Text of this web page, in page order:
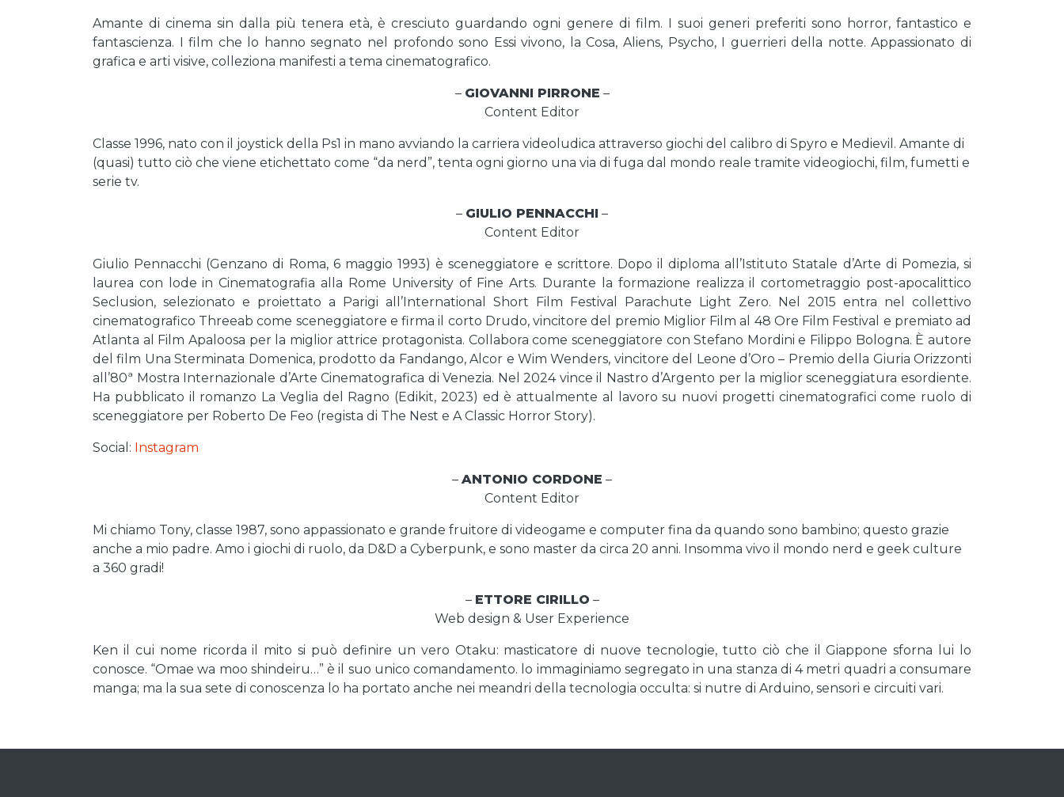
Amante di cinema sin dalla più tenera età, è cresciuto guardando ogni genere di film. I suoi generi preferiti sono horror, fantastico e
fantascienza. I film che lo hanno segnato nel profondo sono Essi vivono, la Cosa, Aliens, Psycho, I guerrieri della notte. Appassionato di
grafica e arti visive, colleziona manifesti a tema cinematografico.
– GIOVANNI PIRRONE –
Content Editor
Classe 1996, nato con il joystick della Ps1 in mano avviando la carriera videoludica attraverso giochi del calibro di Spyro e Medievil. Amante di
(quasi) tutto ciò che viene etichettato come “da nerd”, tenta ogni giorno una via di fuga dal mondo reale tramite videogiochi, film, fumetti e
serie tv.
– GIULIO PENNACCHI –
Content Editor
Giulio Pennacchi (Genzano di Roma, 6 maggio 1993) è sceneggiatore e scrittore. Dopo il diploma all’Istituto Statale d’Arte di Pomezia, si
laurea con lode in Cinematografia alla Rome University of Fine Arts. Durante la formazione realizza il cortometraggio post-apocalittico
Seclusion, selezionato e proiettato a Parigi all’International Short Film Festival Parachute Light Zero. Nel 2015 entra nel collettivo
cinematografico Threeab come sceneggiatore e firma il corto Drudo, vincitore del premio Miglior Film al 48 Ore Film Festival e premiato ad
Atlanta al Film Apaloosa per la miglior attrice protagonista. Collabora come sceneggiatore con Stefano Mordini e Filippo Bologna. È autore
del film Una Sterminata Domenica, prodotto da Fandango, Alcor e Wim Wenders, vincitore del Leone d’Oro – Premio della Giuria Orizzonti
all’80ª Mostra Internazionale d’Arte Cinematografica di Venezia. Nel 2024 vince il Nastro d’Argento per la miglior sceneggiatura esordiente.
Ha pubblicato il romanzo La Veglia del Ragno (Edikit, 2023) ed è attualmente al lavoro su nuovi progetti cinematografici come ruolo di
sceneggiatore per Roberto De Feo (regista di The Nest e A Classic Horror Story).
Social: Instagram
– ANTONIO CORDONE –
Content Editor
Mi chiamo Tony, classe 1987, sono appassionato e grande fruitore di videogame e computer fina da quando sono bambino; questo grazie
anche a mio padre. Amo i giochi di ruolo, da D&D a Cyberpunk, e sono master da circa 20 anni. Insomma vivo il mondo nerd e geek culture
a 360 gradi!
– ETTORE CIRILLO –
Web design & User Experience
Ken il cui nome ricorda il mito si può definire un vero Otaku: masticatore di nuove tecnologie, tutto ciò che il Giappone sforna lui lo
conosce. “Omae wa moo shindeiru…” è il suo unico comandamento. lo immaginiamo segregato in una stanza di 4 metri quadri a consumare
manga; ma la sua sete di conoscenza lo ha portato anche nei meandri della tecnologia occulta: si nutre di Arduino, sensori e circuiti vari.